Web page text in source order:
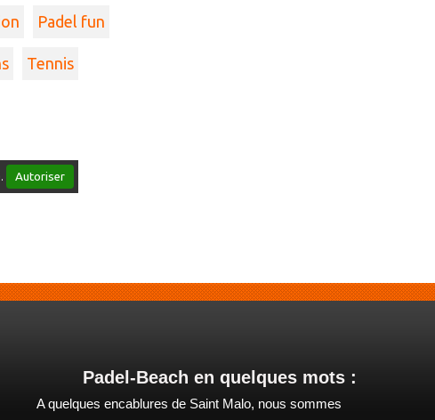
Padel fun
Tennis
Autoriser
Padel-Beach en quelques mots :
A quelques encablures de Saint Malo, nous sommes